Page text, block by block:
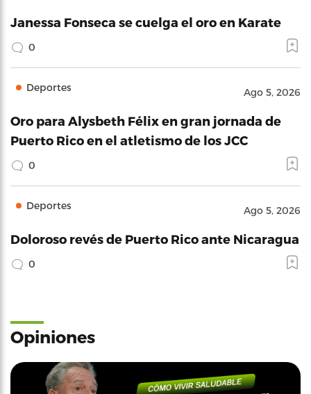
Janessa Fonseca se cuelga el oro en Karate
0
Deportes Ago 5, 2026
Oro para Alysbeth Félix en gran jornada de
Puerto Rico en el atletismo de los JCC
0
Deportes Ago 5, 2026
Doloroso revés de Puerto Rico ante Nicaragua
0
Opiniones